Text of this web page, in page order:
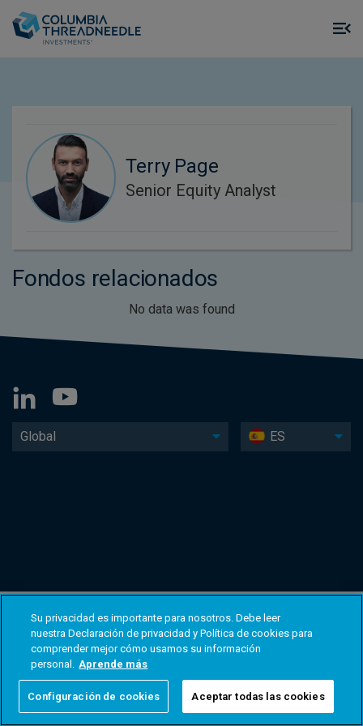
Terry Page
Senior Equity Analyst
Fondos relacionados
No data was found
Global ES
Su privacidad es importante para nosotros. Debe leer
nuestra Declaración de privacidad y Política de cookies para
comprender mejor cómo usamos su información
personal. Aprende más
Configuración de cookies Aceptar todas las cookies